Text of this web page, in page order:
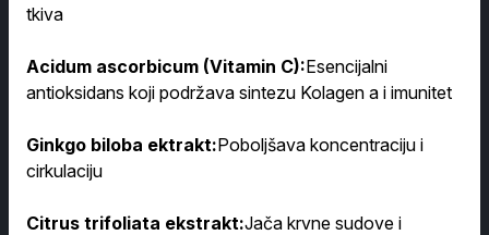
tkiva
Acidum ascorbicum (Vitamin C):Esencijalni
antioksidans koji podržava sintezu Kolagen a i imunitet
Ginkgo biloba ektrakt:Poboljšava koncentraciju i
cirkulaciju
Citrus trifoliata ekstrakt:Jača krvne sudove i